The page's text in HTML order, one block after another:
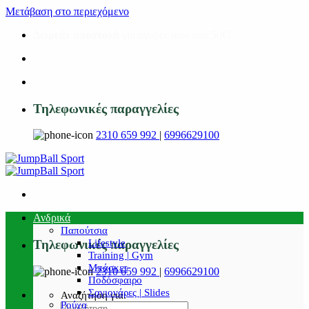
Μετάβαση στο περιεχόμενο
Τηλεφωνικές παραγγελίες
2310 659 992 | 6996629100
Τηλεφωνικές παραγγελίες
2310 659 992 | 6996629100
Αναζήτηση για:
Ανδρικά
Παπούτσια
Lifestyle
Training | Gym
Μπάσκετ
Ποδόσφαιρο
Σαγιονάρες | Slides
Ρούχα